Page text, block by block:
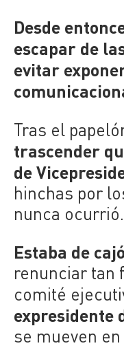
Desde
escapar de
evitar
Tras el
trascender
de
hinchas por
nunca ocurrió.
Estaba de
renunciar tan
comité
expresidente
se mueven